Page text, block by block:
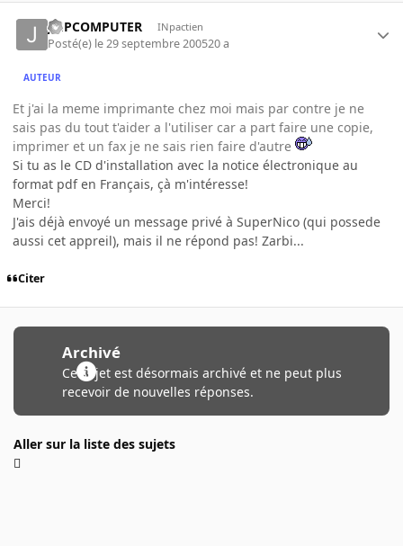
JMPCOMPUTER INpactien
Posté(e) le 29 septembre 200520 a
AUTEUR
Et j'ai la meme imprimante chez moi mais par contre je ne
sais pas du tout t'aider a l'utiliser car a part faire une copie,
imprimer et un fax je ne sais rien faire d'autre
Si tu as le CD d'installation avec la notice électronique au
format pdf en Français, çà m'intéresse!
Merci!
J'ais déjà envoyé un message privé à SuperNico (qui possede
aussi cet appreil), mais il ne répond pas! Zarbi...
Citer
Archivé
Ce sujet est désormais archivé et ne peut plus
recevoir de nouvelles réponses.
Aller sur la liste des sujets